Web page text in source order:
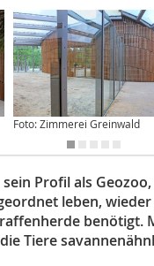
Foto: Zimmerei Greinwald
Profil als
leben,
benötigt.
Tiere